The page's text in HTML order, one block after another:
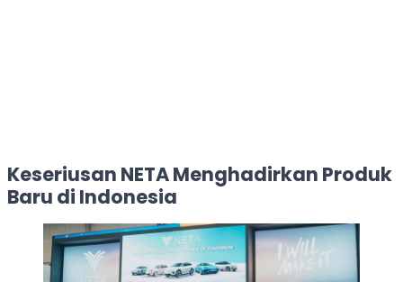
Keseriusan NETA Menghadirkan Produk
Baru di Indonesia